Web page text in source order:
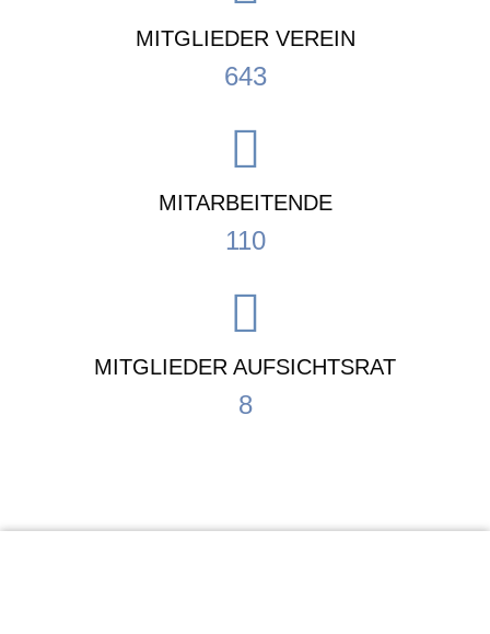
MITGLIEDER VEREIN
643
MITARBEITENDE
110
MITGLIEDER AUFSICHTSRAT
8